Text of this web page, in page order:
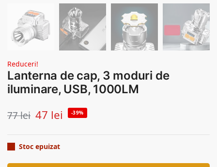
Reduceri!
Lanterna de cap, 3 moduri de
iluminare, USB, 1000LM
77lei 47 lei -39%
Stoc epuizat